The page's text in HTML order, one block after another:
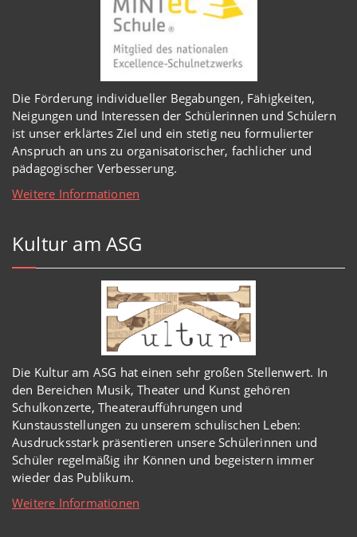
Die Förderung individueller Begabungen, Fähigkeiten,
Neigungen und Interessen der Schülerinnen und Schülern
ist unser erklärtes Ziel und ein stetig neu formulierter
Anspruch an uns zu organisatorischer, fachlicher und
pädagogischer Verbesserung.
Weitere Informationen
Kultur am ASG
Die Kultur am ASG hat einen sehr großen Stellenwert. In
den Bereichen Musik, Theater und Kunst gehören
Schulkonzerte, Theateraufführungen und
Kunstausstellungen zu unserem schulischen Leben:
Ausdrucksstark präsentieren unsere Schülerinnen und
Schüler regelmäßig ihr Können und begeistern immer
wieder das Publikum.
Weitere Informationen